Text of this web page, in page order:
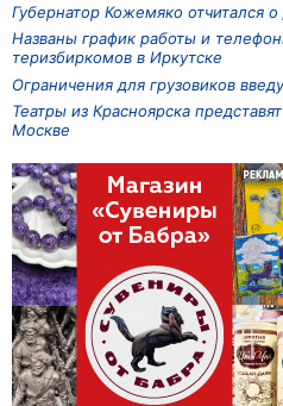
Губернатор Кожемяко отчитался
Названы график работы и
теризбиркомов в Иркутске
Ограничения для грузовиков
Театры из Красноярска
Москве